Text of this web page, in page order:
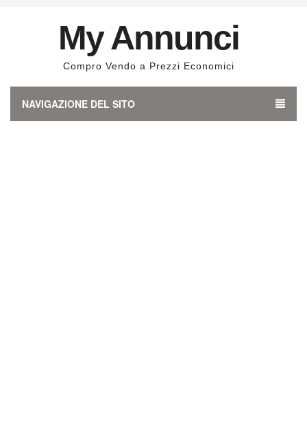
My Annunci
Compro Vendo a Prezzi Economici
NAVIGAZIONE DEL SITO